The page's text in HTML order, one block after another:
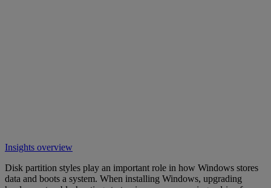
Insights overview
Disk partition styles play an important role in how Windows stores
data and boots a system. When installing Windows, upgrading